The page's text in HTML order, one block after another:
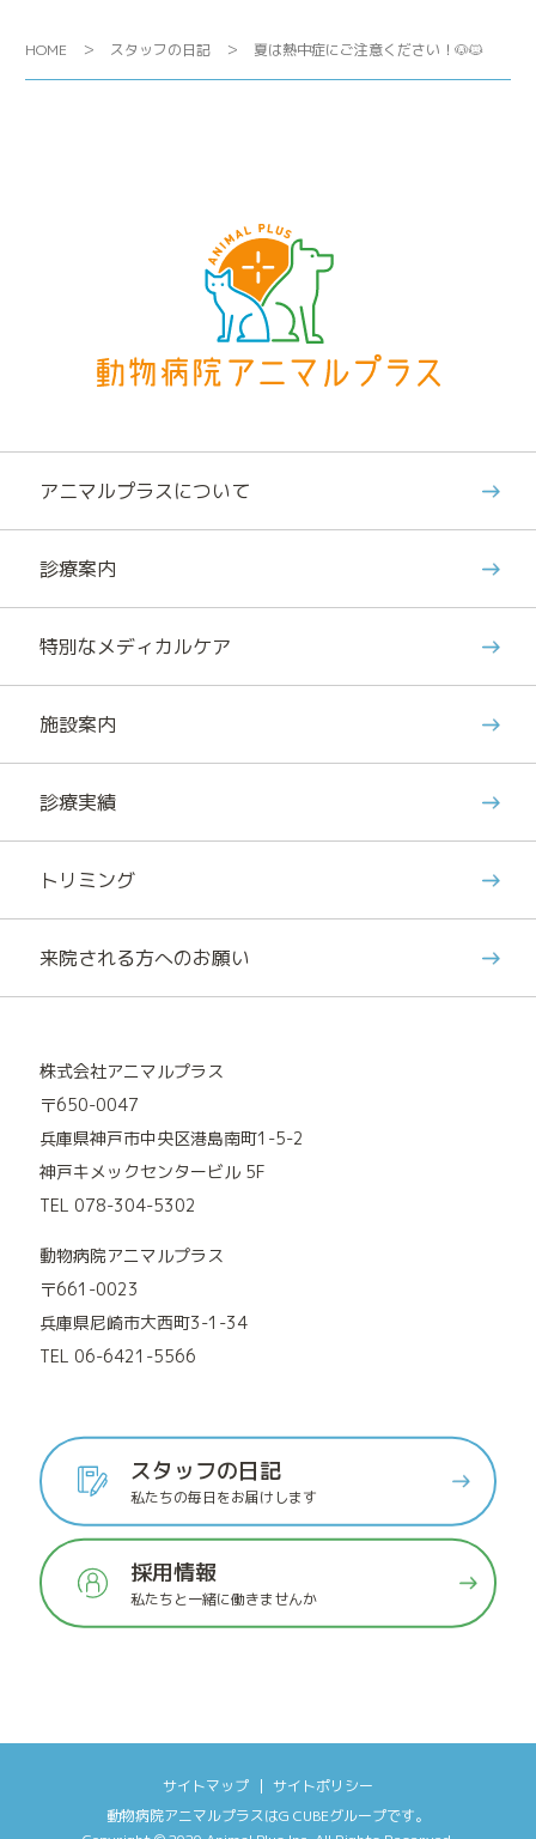
HOME スタッフの日記 夏は熱中症にご注意ください！🐶🐱
アニマルプラスについて
診療案内
特別なメディカルケア
施設案内
診療実績
トリミング
来院される方へのお願い
株式会社アニマルプラス
〒650-0047
兵庫県神戸市中央区港島南町1-5-2
神戸キメックセンタービル 5F
TEL 078-304-5302
動物病院アニマルプラス
〒661-0023
兵庫県尼崎市大西町3-1-34
TEL 06-6421-5566
スタッフの日記
私たちの毎日をお届けします
採用情報
私たちと一緒に働きませんか
サイトマップ
サイトポリシー
動物病院アニマルプラスはG CUBEグループです。